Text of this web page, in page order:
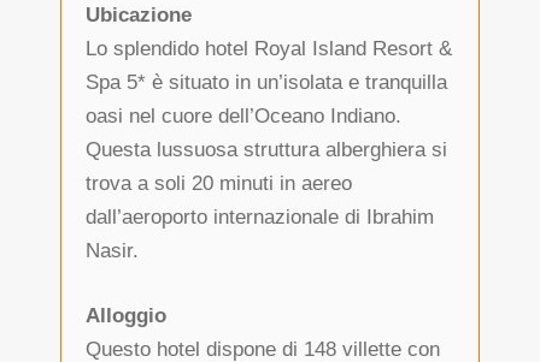
Ubicazione
Lo splendido hotel Royal Island Resort &
Spa 5* è situato in un’isolata e tranquilla
oasi nel cuore dell’Oceano Indiano.
Questa lussuosa struttura alberghiera si
trova a soli 20 minuti in aereo
dall’aeroporto internazionale di Ibrahim
Nasir.
Alloggio
Questo hotel dispone di 148 villette con